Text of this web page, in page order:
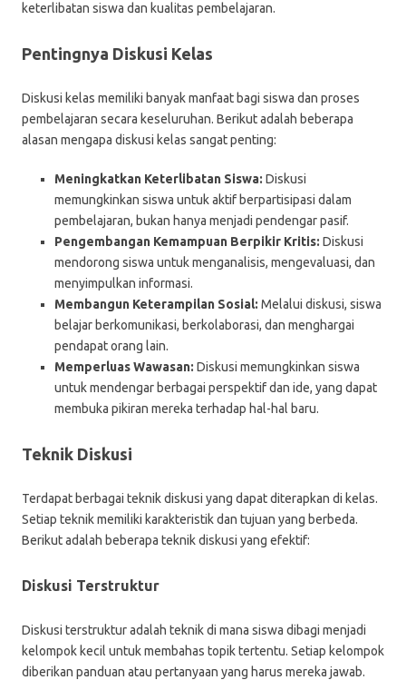
keterlibatan siswa dan kualitas pembelajaran.
Pentingnya Diskusi Kelas
Diskusi kelas memiliki banyak manfaat bagi siswa dan proses
pembelajaran secara keseluruhan. Berikut adalah beberapa
alasan mengapa diskusi kelas sangat penting:
Meningkatkan Keterlibatan Siswa: Diskusi
memungkinkan siswa untuk aktif berpartisipasi dalam
pembelajaran, bukan hanya menjadi pendengar pasif.
Pengembangan Kemampuan Berpikir Kritis: Diskusi
mendorong siswa untuk menganalisis, mengevaluasi, dan
menyimpulkan informasi.
Membangun Keterampilan Sosial: Melalui diskusi, siswa
belajar berkomunikasi, berkolaborasi, dan menghargai
pendapat orang lain.
Memperluas Wawasan: Diskusi memungkinkan siswa
untuk mendengar berbagai perspektif dan ide, yang dapat
membuka pikiran mereka terhadap hal-hal baru.
Teknik Diskusi
Terdapat berbagai teknik diskusi yang dapat diterapkan di kelas.
Setiap teknik memiliki karakteristik dan tujuan yang berbeda.
Berikut adalah beberapa teknik diskusi yang efektif:
Diskusi Terstruktur
Diskusi terstruktur adalah teknik di mana siswa dibagi menjadi
kelompok kecil untuk membahas topik tertentu. Setiap kelompok
diberikan panduan atau pertanyaan yang harus mereka jawab.